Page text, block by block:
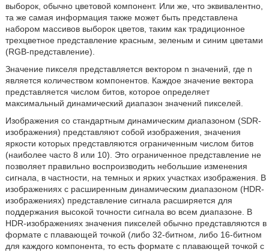
выборок, обычно цветовой компонент. Или же, что эквивалентно,
та же самая информация также может быть представлена
набором массивов выборок цветов, таким как традиционное
трехцветное представление красным, зеленым и синим цветами
(RGB-представление).
Значение пикселя представляется вектором n значений, где n
является количеством компонентов. Каждое значение вектора
представляется числом битов, которое определяет
максимальный динамический диапазон значений пикселей.
Изображения со стандартным динамическим диапазоном (SDR-
изображения) представляют собой изображения, значения
яркости которых представляются ограниченным числом битов
(наиболее часто 8 или 10). Это ограниченное представление не
позволяет правильно воспроизводить небольшие изменения
сигнала, в частности, на темных и ярких участках изображения. В
изображениях с расширенным динамическим диапазоном (HDR-
изображениях) представление сигнала расширяется для
поддержания высокой точности сигнала во всем диапазоне. В
HDR-изображениях значения пикселей обычно представляются в
формате с плавающей точкой (либо 32-битном, либо 16-битном
для каждого компонента, то есть формате с плавающей точкой с